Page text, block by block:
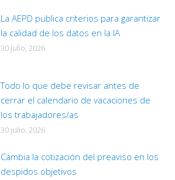
La AEPD publica criterios para garantizar
la calidad de los datos en la IA
30 julio, 2026
Todo lo que debe revisar antes de
cerrar el calendario de vacaciones de
los trabajadores/as
30 julio, 2026
Cambia la cotización del preaviso en los
despidos objetivos